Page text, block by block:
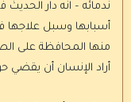
ندمائه – انه دار
أسبابها وسبل علاجها
منها المحافظة على
أراد الإنسان أن يقضي